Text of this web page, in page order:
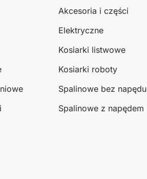
Akcesoria i części
Elektryczne
Kosiarki listwowe
Kosiarki roboty
Spalinowe bez napędu
Spalinowe z napędem